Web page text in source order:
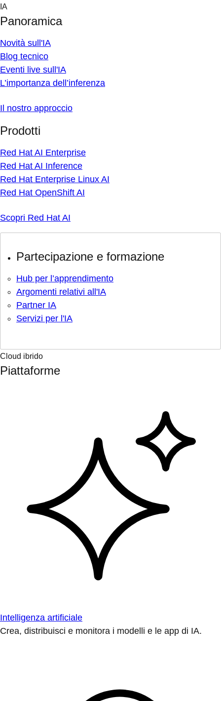
Skip
content
IA
Panoramica
Novità sull'IA
Blog tecnico
Eventi live sull'IA
L’importanza dell’inferenza
Il nostro approccio
Prodotti
Red Hat AI Enterprise
Red Hat AI Inference
Red Hat Enterprise Linux AI
Red Hat OpenShift AI
Scopri Red Hat AI
Partecipazione e formazione
Hub per l’apprendimento
Argomenti relativi all'IA
Partner IA
Servizi per l'IA
Cloud ibrido
Piattaforme
Intelligenza artificiale
Crea, distribuisci e monitora i modelli e le app di IA.